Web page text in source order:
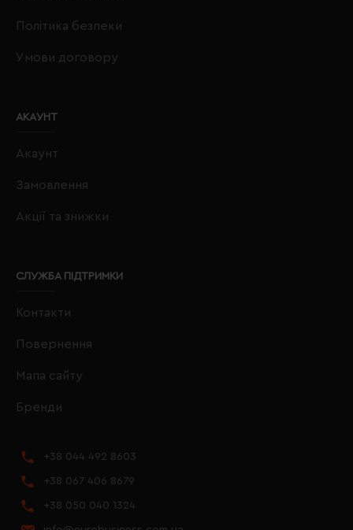
Політика безпеки
Умови договору
АКАУНТ
Акаунт
Замовлення
Акції та знижки
СЛУЖБА ПІДТРИМКИ
Контакти
Повернення
Мапа сайту
Бренди
+38 044 492 8603
+38 067 406 8679
+38 050 040 1324